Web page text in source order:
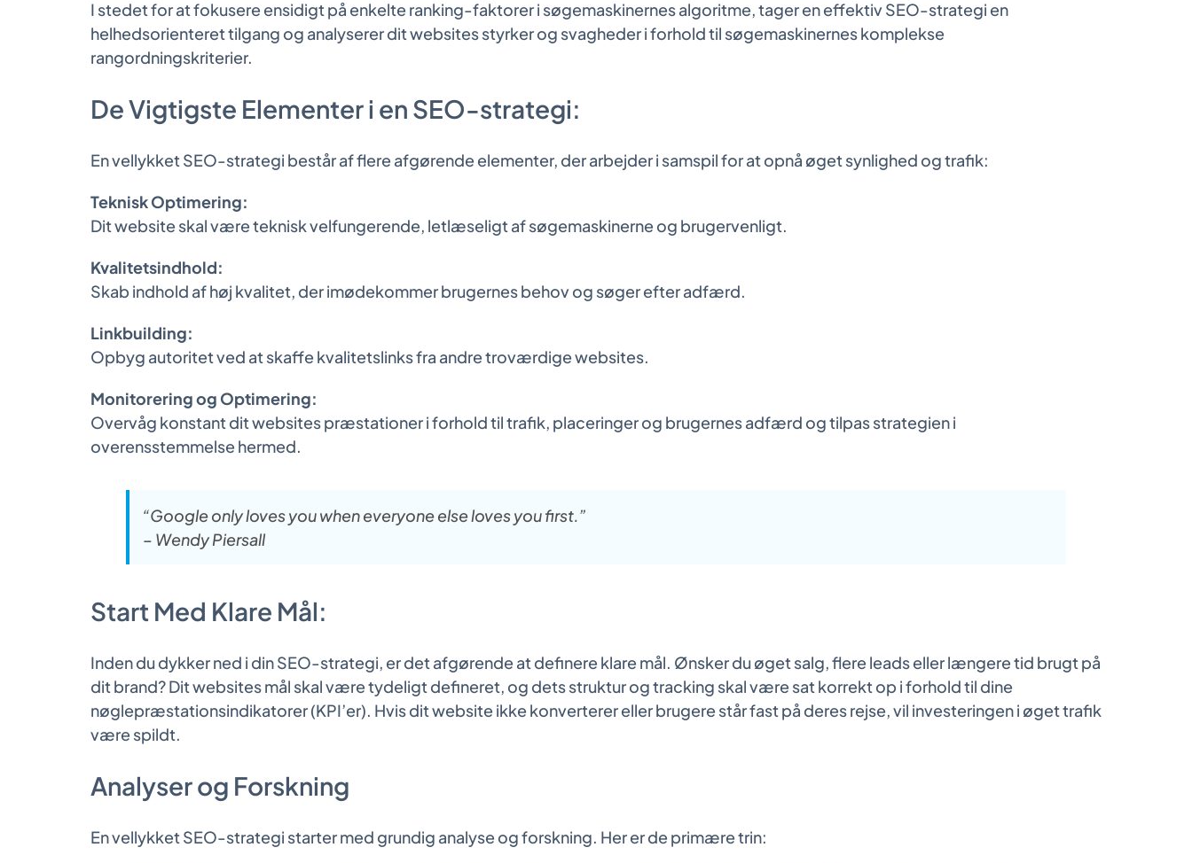
I stedet for at fokusere ensidigt på enkelte ranking-faktorer i søgemaskinernes algoritme, tager en effektiv SEO-strategi en
helhedsorienteret tilgang og analyserer dit websites styrker og svagheder i forhold til søgemaskinernes komplekse
rangordningskriterier.
De Vigtigste Elementer i en SEO-strategi:
En vellykket SEO-strategi består af flere afgørende elementer, der arbejder i samspil for at opnå øget synlighed og trafik:
Teknisk Optimering:
Dit website skal være teknisk velfungerende, letlæseligt af søgemaskinerne og brugervenligt.
Kvalitetsindhold:
Skab indhold af høj kvalitet, der imødekommer brugernes behov og søger efter adfærd.
Linkbuilding:
Opbyg autoritet ved at skaffe kvalitetslinks fra andre troværdige websites.
Monitorering og Optimering:
Overvåg konstant dit websites præstationer i forhold til trafik, placeringer og brugernes adfærd og tilpas strategien i
overensstemmelse hermed.
“Google only loves you when everyone else loves you first.”
– Wendy Piersall
Start Med Klare Mål:
Inden du dykker ned i din SEO-strategi, er det afgørende at definere klare mål. Ønsker du øget salg, flere leads eller længere tid brugt på
dit brand? Dit websites mål skal være tydeligt defineret, og dets struktur og tracking skal være sat korrekt op i forhold til dine
nøglepræstationsindikatorer (KPI’er). Hvis dit website ikke konverterer eller brugere står fast på deres rejse, vil investeringen i øget trafik
være spildt.
Analyser og Forskning
En vellykket SEO-strategi starter med grundig analyse og forskning. Her er de primære trin: